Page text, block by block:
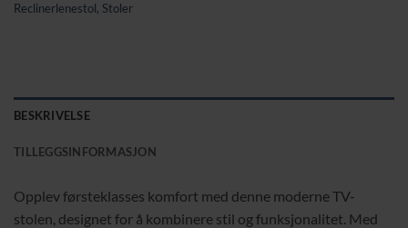
Reclinerlenestol, Stoler
BESKRIVELSE
TILLEGGSINFORMASJON
Opplev førsteklasses komfort med denne moderne TV-
stolen, designet for å kombinere stil og funksjonalitet. Med